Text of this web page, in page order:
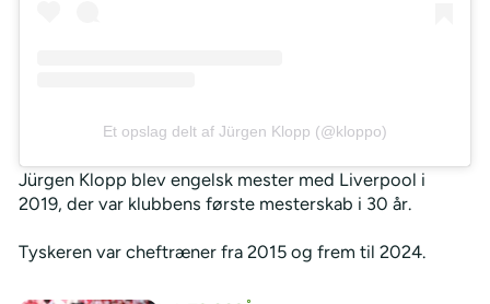
Et opslag delt af Jürgen Klopp (@kloppo)
Jürgen Klopp blev engelsk mester med Liverpool i
2019, der var klubbens første mesterskab i 30 år.
Tyskeren var cheftræner fra 2015 og frem til 2024.